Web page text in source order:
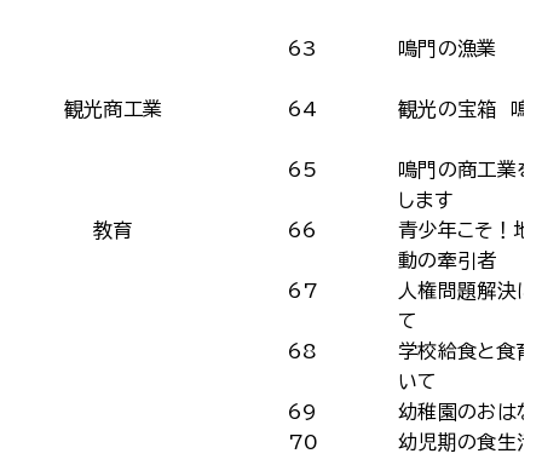
63 鳴門の漁業
観光商工業 64 観光の宝箱 鳴
65
鳴門の商工業を
します
教育
66
青少年こそ！地
動の牽引者
67
人権問題解決に
て
68
学校給食と食育
いて
69
幼稚園のおはな
70
幼児期の食生活